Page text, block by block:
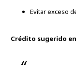
Evitar exceso
Crédito sugerido